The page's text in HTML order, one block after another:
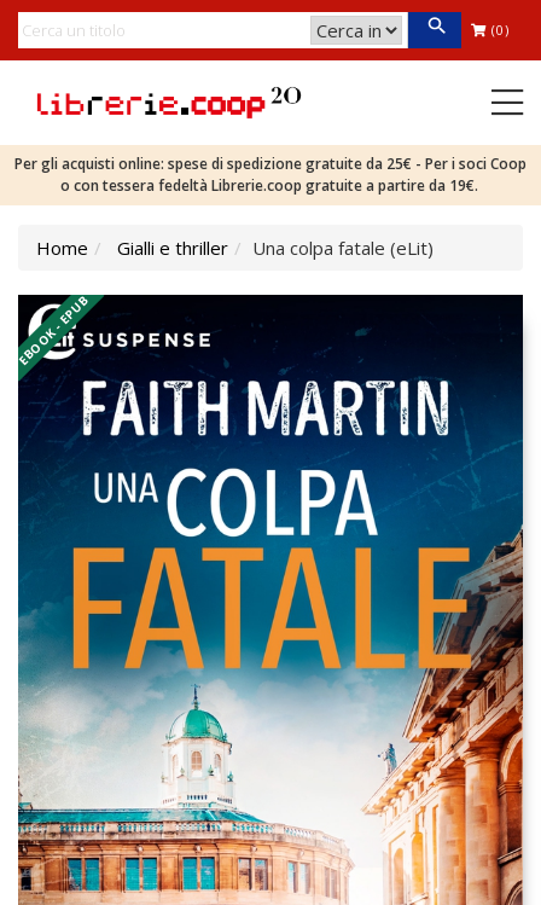
(0)
Per gli acquisti online: spese di spedizione gratuite da 25€ - Per i soci Coop
o con tessera fedeltà Librerie.coop gratuite a partire da 19€.
Home Gialli e thriller Una colpa fatale (eLit)
EBOOK - EPUB